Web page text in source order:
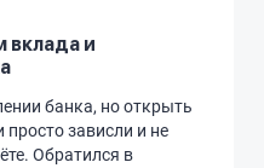
вклада и
банка, но открыть
просто зависли и не
Обратился в